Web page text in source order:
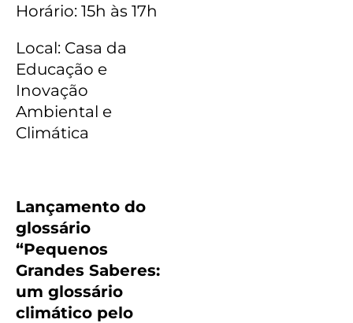
Horário: 15h às 17h
Local: Casa da
Educação e
Inovação
Ambiental e
Climática
Lançamento do
glossário
“Pequenos
Grandes Saberes:
um glossário
climático pelo